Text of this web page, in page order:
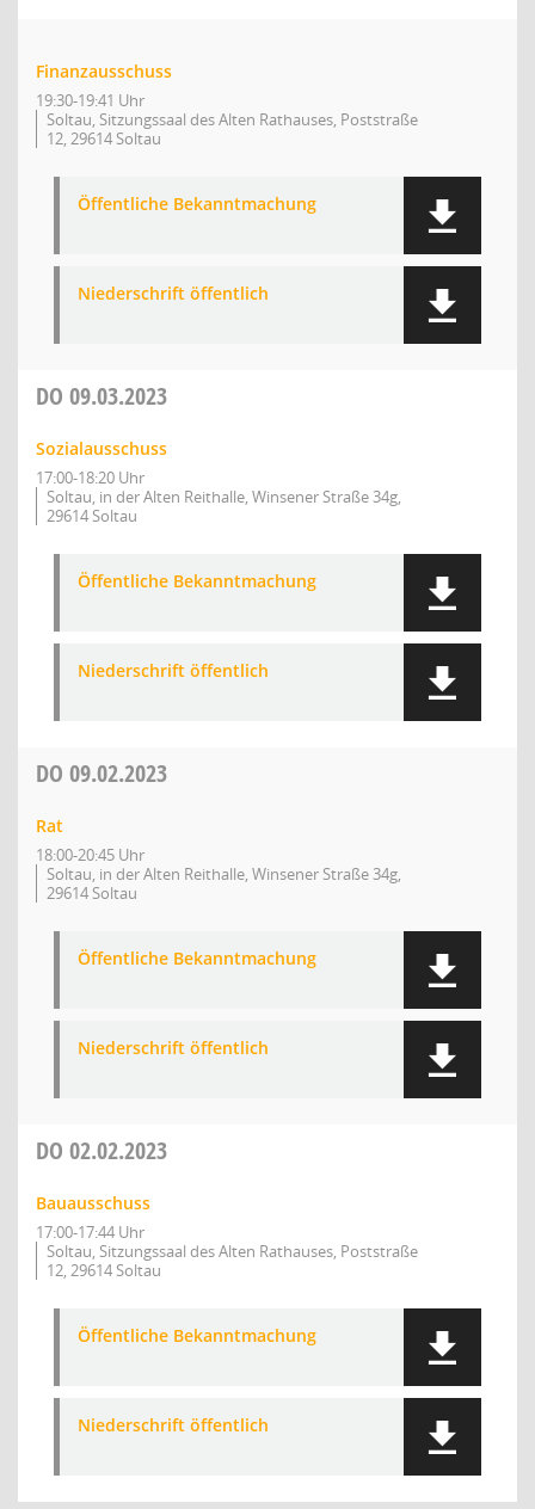
Finanzausschuss
19:30-19:41 Uhr
Soltau, Sitzungssaal des Alten Rathauses, Poststraße
12, 29614 Soltau
Öffentliche Bekanntmachung
Niederschrift öffentlich
DO 09.03.2023
Sozialausschuss
17:00-18:20 Uhr
Soltau, in der Alten Reithalle, Winsener Straße 34g,
29614 Soltau
Öffentliche Bekanntmachung
Niederschrift öffentlich
DO 09.02.2023
Rat
18:00-20:45 Uhr
Soltau, in der Alten Reithalle, Winsener Straße 34g,
29614 Soltau
Öffentliche Bekanntmachung
Niederschrift öffentlich
DO 02.02.2023
Bauausschuss
17:00-17:44 Uhr
Soltau, Sitzungssaal des Alten Rathauses, Poststraße
12, 29614 Soltau
Öffentliche Bekanntmachung
Niederschrift öffentlich